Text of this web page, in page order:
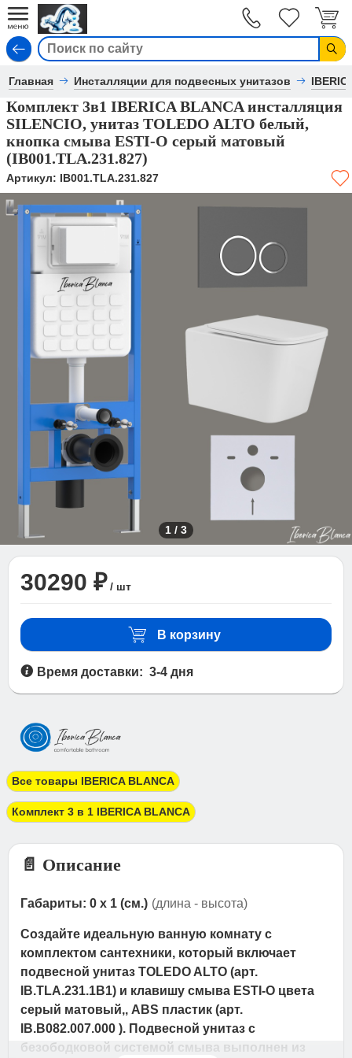
Главная Инсталляции для подвесных унитазов
Комплект 3в1 IBERICA BLANCA инсталляция
SILENCIO, унитаз TOLEDO ALTO белый,
кнопка смыва ESTI-O серый матовый
(IB001.TLA.231.827)
Артикул: IB001.TLA.231.827
1 / 3
30290 ₽ / шт
В корзину
Время доставки: 3-4 дня
Все товары IBERICA BLANCA
Комплект 3 в 1 IBERICA BLANCA
📄 Описание
Габариты: 0 x 1 (см.) (длина - высота)
Создайте идеальную ванную комнату с
комплектом сантехники, который включает
подвесной унитаз TOLEDO ALTO (арт.
IB.TLA.231.1B1) и клавишу смыва ESTI-O цвета
серый матовый,, ABS пластик (арт.
IB.B082.007.000 ). Подвесной унитаз с
безободковой системой смыва выполнен из